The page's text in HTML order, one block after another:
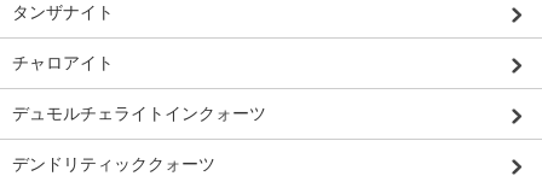
タンザナイト
チャロアイト
デュモルチェライトインクォーツ
デンドリティッククォーツ